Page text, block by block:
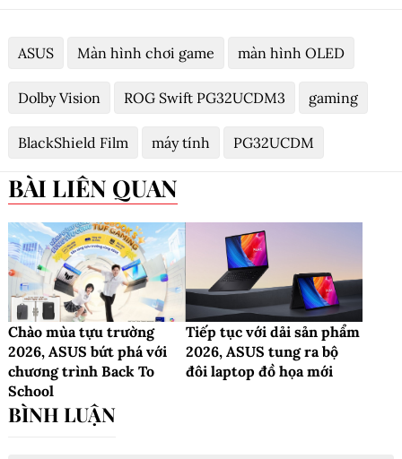
ASUS Màn hình chơi game màn hình OLED
Dolby Vision ROG Swift PG32UCDM3 gaming
BlackShield Film máy tính PG32UCDM
BÀI LIÊN QUAN
Chào mùa tựu trường
2026, ASUS bứt phá với
chương trình Back To
School
Tiếp tục với dải sản phẩm
2026, ASUS tung ra bộ
đôi laptop đồ họa mới